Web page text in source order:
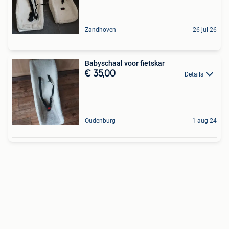
Zandhoven 26 jul 26
Babyschaal voor fietskar
€ 35,00 Details
Oudenburg 1 aug 24